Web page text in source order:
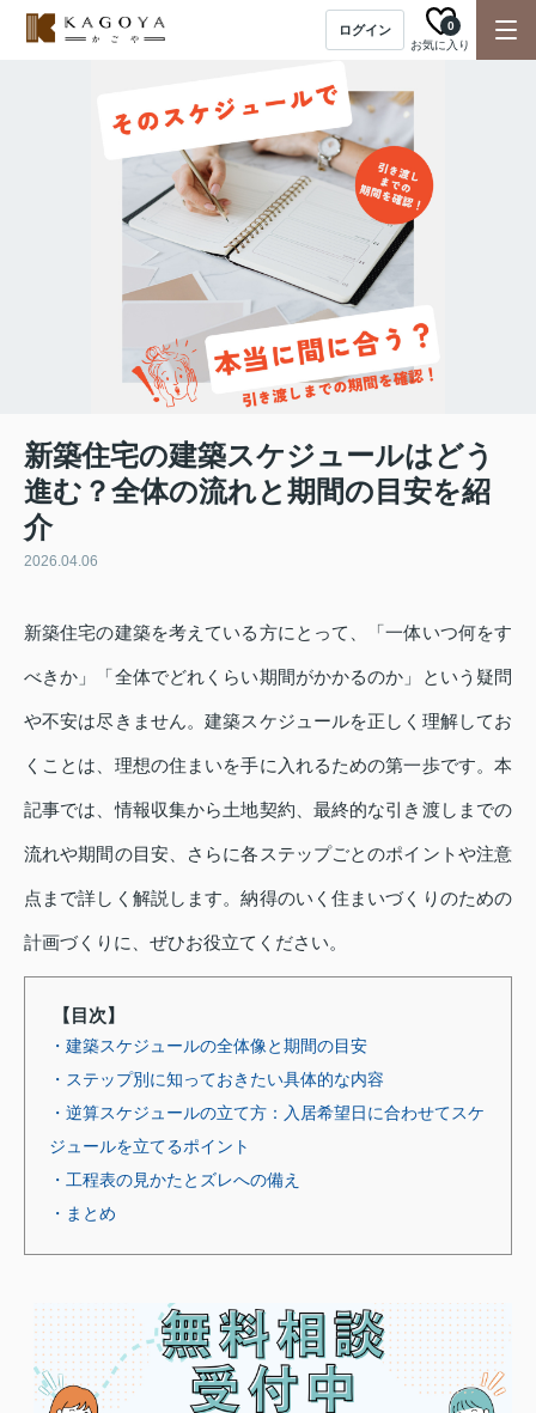
ログイン
お気に入り
0
新築住宅の建築スケジュールはどう
進む？全体の流れと期間の目安を紹
介
2026.04.06
新築住宅の建築を考えている方にとって、「一体いつ何をす
べきか」「全体でどれくらい期間がかかるのか」という疑問
や不安は尽きません。建築スケジュールを正しく理解してお
くことは、理想の住まいを手に入れるための第一歩です。本
記事では、情報収集から土地契約、最終的な引き渡しまでの
流れや期間の目安、さらに各ステップごとのポイントや注意
点まで詳しく解説します。納得のいく住まいづくりのための
計画づくりに、ぜひお役立てください。
【目次】
・建築スケジュールの全体像と期間の目安
・ステップ別に知っておきたい具体的な内容
・逆算スケジュールの立て方：入居希望日に合わせてスケ
ジュールを立てるポイント
・工程表の見かたとズレへの備え
・まとめ